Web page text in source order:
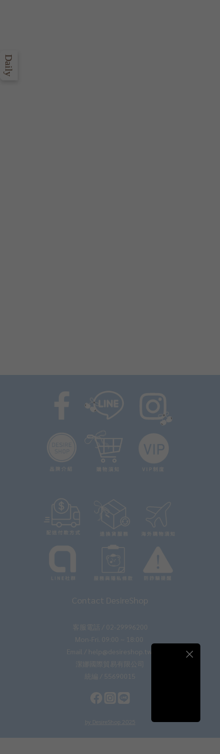
Contact DesireShop
客服電話 / 02-29996200
Mon-Fri. 09:00 ~ 18:00
Email / help@desireshop.tw
潔娜國際貿易有限公司
統編 / 55690015
by DesireShop 2025
Daily